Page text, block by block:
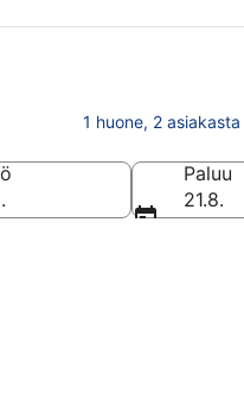
1 huone, 2 asiakasta
Paluu
21.8.